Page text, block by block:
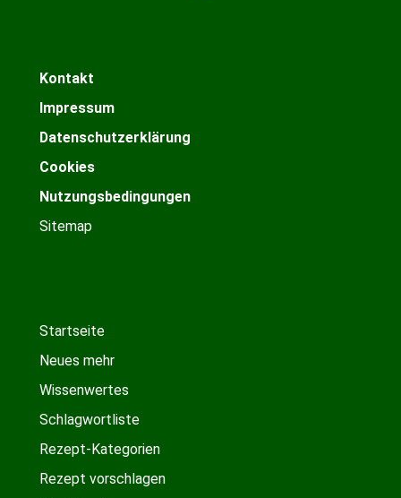
Kontakt
Impressum
Datenschutzerklärung
Cookies
Nutzungsbedingungen
Sitemap
Startseite
Neues mehr
Wissenwertes
Schlagwortliste
Rezept-Kategorien
Rezept vorschlagen